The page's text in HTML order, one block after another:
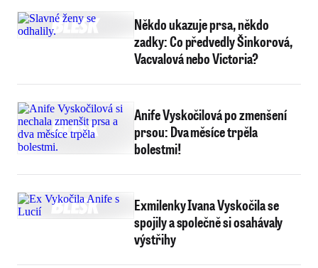
Někdo ukazuje prsa, někdo
zadky: Co předvedly Šinkorová,
Vacvalová nebo Victoria?
Anife Vyskočilová po zmenšení
prsou: Dva měsíce trpěla
bolestmi!
Exmilenky Ivana Vyskočila se
spojily a společně si osahávaly
výstřihy